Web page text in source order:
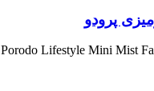
پرودو
Porodo Lifestyle Mini Mist